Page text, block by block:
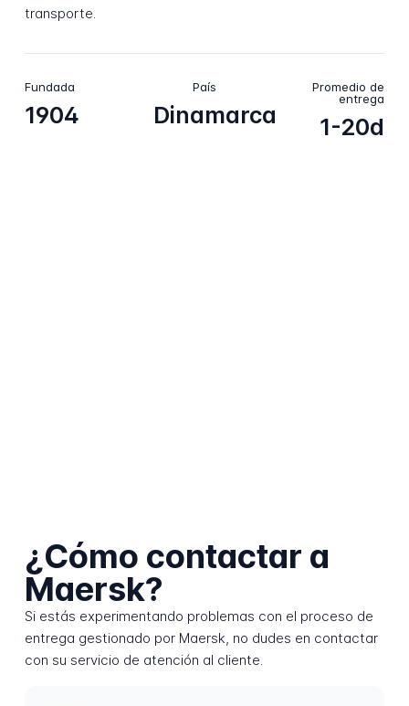
transporte.
Fundada
1904
País
Dinamarca
Promedio de
entrega
1-20d
¿Cómo contactar a
Maersk?
Si estás experimentando problemas con el proceso de
entrega gestionado por Maersk, no dudes en contactar
con su servicio de atención al cliente.